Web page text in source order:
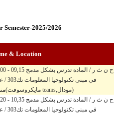
Semester-2025/2026
& Location
08,00 - 09,15 ح ن ث ر / المادة
في مبنى
منصة(مايكروسوفت teams,مودال)
09,20 - 10,35 ح ن ث ر / المادة
في مبنى